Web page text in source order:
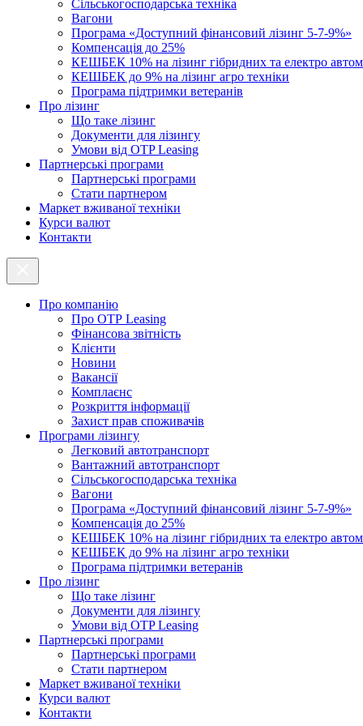
Cільськогосподарська техніка
Вагони
Програма «Доступний фінансовий лізинг 5-7-9%»
Компенсація до 25%
КЕШБЕК 10% на лізинг гібридних та електро
КЕШБЕК до 9% на лізинг агро техніки
Програма підтримки ветеранів
Про лізинг
Що таке лізинг
Документи для лізингу
Умови від OTP Leasing
Партнерські програми
Партнерські програми
Стати партнером
Маркет вживаної техніки
Курси валют
Контакти
Про компанію
Про ОТР Leasing
Фінансова звітність
Клієнти
Новини
Вакансії
Комплаєнс
Розкриття інформації
Захист прав споживачів
Програми лізингу
Легковий автотранспорт
Вантажний автотранспорт
Cільськогосподарська техніка
Вагони
Програма «Доступний фінансовий лізинг 5-7-9%»
Компенсація до 25%
КЕШБЕК 10% на лізинг гібридних та електро
КЕШБЕК до 9% на лізинг агро техніки
Програма підтримки ветеранів
Про лізинг
Що таке лізинг
Документи для лізингу
Умови від OTP Leasing
Партнерські програми
Партнерські програми
Стати партнером
Маркет вживаної техніки
Курси валют
Контакти